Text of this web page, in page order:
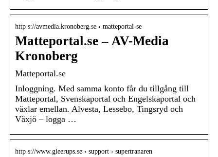
http s://avmedia.kronoberg.se › matteportal-se
Matteportal.se – AV-Media
Kronoberg
Matteportal.se
Inloggning. Med samma konto får du tillgång till
Matteportal, Svenskaportal och Engelskaportal och
växlar emellan. Alvesta, Lessebo, Tingsryd och
Växjö – logga …
http s://www.gleerups.se › support › supertranaren